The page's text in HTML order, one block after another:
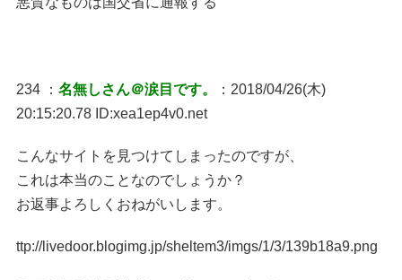
234 ： 名無しさん＠涙目です。
：2018/04/26(木)
20:15:20.78 ID:xea1ep4v0.net
こんなサイトを見つけてしまったのですが、
これは本当のことなのでしょうか？
お返事よろしくおねがいします。
ttp://livedoor.blogimg.jp/sheltem3/imgs/1/3/139b18a9.png